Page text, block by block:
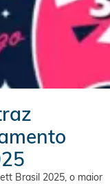
Brasil 2025, o maior